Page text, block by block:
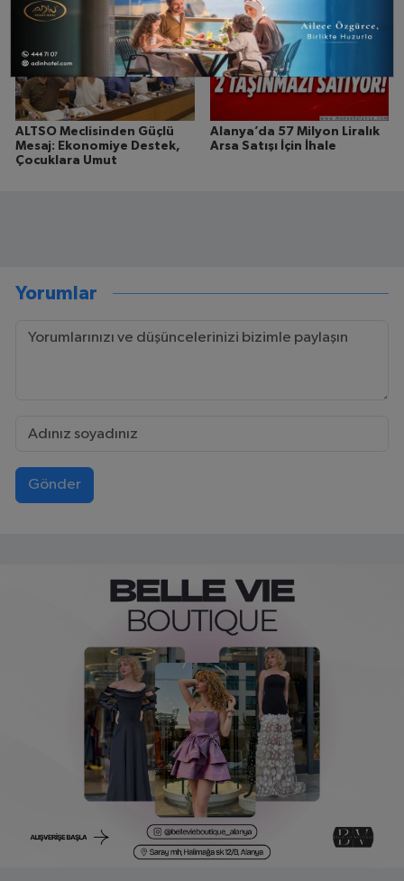
ALTSO Meclisinden Güçlü
Mesaj: Ekonomiye Destek,
Çocuklara Umut
Alanya’da 57 Milyon Liralık
Arsa Satışı İçin İhale
Yorumlar
Gönder